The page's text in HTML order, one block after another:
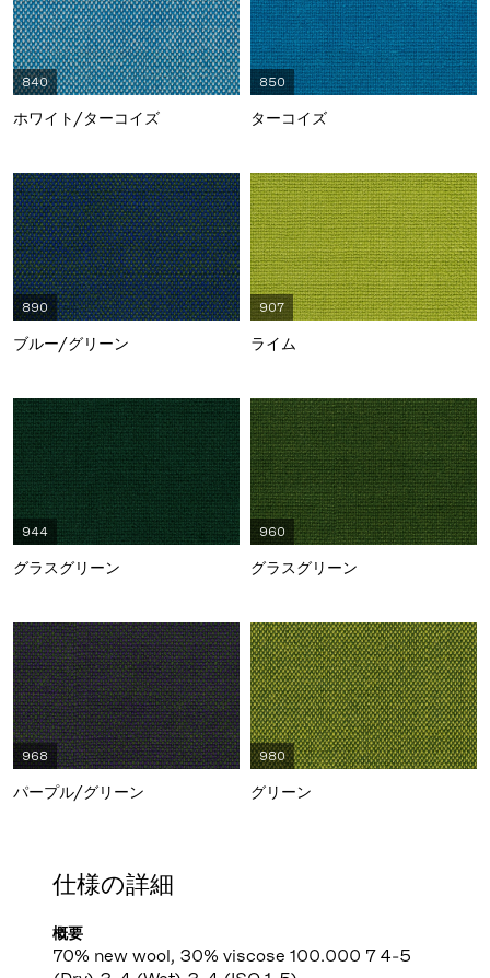
840
ホワイト/ターコイズ
850
ターコイズ
890
ブルー/グリーン
907
ライム
944
グラスグリーン
960
グラスグリーン
968
パープル/グリーン
980
グリーン
仕様の詳細
概要
70% new wool, 30% viscose 100.000 7 4-5